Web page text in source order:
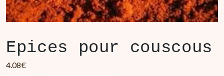
Epices pour couscous
4.08€